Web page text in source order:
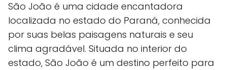
São João é uma cidade encantadora
localizada no estado do Paraná, conhecida
por suas belas paisagens naturais e seu
clima agradável. Situada no interior do
estado, São João é um destino perfeito para